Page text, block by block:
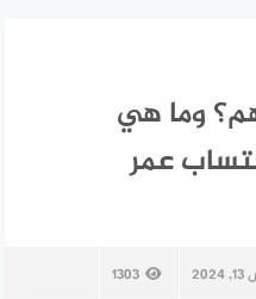
عمرهم؟ وما هي
عمر
1303